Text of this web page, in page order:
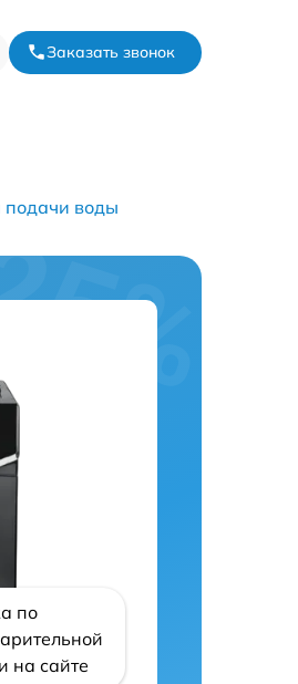
Заказать звонок
подачи воды
по
на сайте